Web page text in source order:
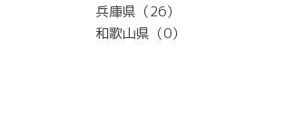
兵庫県（26）
和歌山県（0）